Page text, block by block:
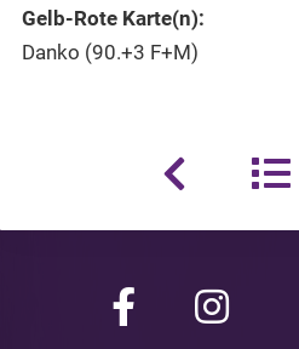
Gelb-Rote Karte(n):
Danko (90.+3 F+M)